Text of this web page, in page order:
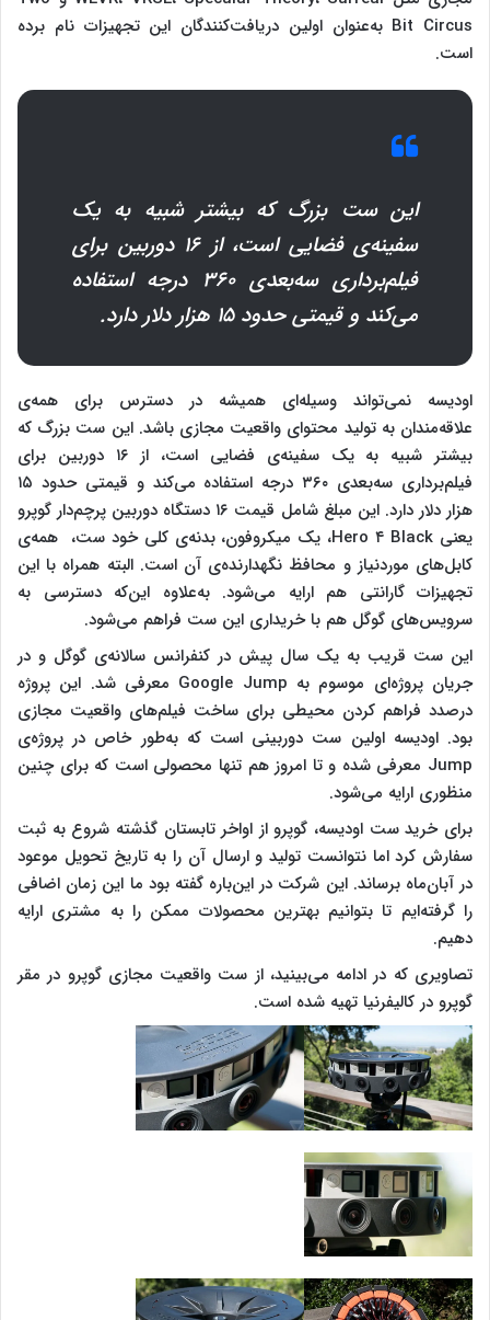
Bit Circus به‌عنوان اولین دریافت‌کنندگان این تجهیزات نام برده
است.
این ست بزرگ که بیشتر شبیه به یک
سفینه‌ی فضایی است، از ۱۶ دوربین برای
فیلم‌برداری سه‌بعدی ۳۶۰ درجه استفاده
می‌کند و قیمتی حدود ۱۵ هزار دلار دارد.
اودیسه نمی‌تواند وسیله‌ای همیشه در دسترس برای همه‌ی
علاقه‌مندان به تولید محتوای واقعیت مجازی باشد. این ست بزرگ که
بیشتر شبیه به یک سفینه‌ی فضایی است، از ۱۶ دوربین برای
فیلم‌برداری سه‌بعدی ۳۶۰ درجه استفاده می‌کند و قیمتی حدود ۱۵
هزار دلار دارد. این مبلغ شامل قیمت ۱۶ دستگاه دوربین پرچم‌دار گوپرو
یعنی Hero ۴ Black، یک میکروفون، بدنه‌ی کلی خود ست، ‌ همه‌ی
کابل‌های موردنیاز و محافظ نگهدارنده‌‌ی آن است. البته همراه با این
تجهیزات گارانتی هم ارایه می‌شود. به‌علاوه این‌که دسترسی به
سرویس‌های گوگل هم با خریداری این ست فراهم می‌شود.
این ست قریب به یک سال پیش در کنفرانس سالانه‌ی گوگل و در
جریان پروژه‌ای موسوم به Google Jump معرفی شد. این پروژه
درصدد فراهم کردن محیطی برای ساخت فیلم‌های واقعیت مجازی
بود. اودیسه اولین ست دوربینی است که به‌طور خاص در پروژه‌ی
Jump معرفی شده و تا امروز هم تنها محصولی است که برای چنین
منظوری ارایه می‌شود.
برای خرید ست اودیسه، گوپرو از اواخر تابستان گذشته شروع به ثبت
سفارش کرد اما نتوانست تولید و ارسال آن را به تاریخ تحویل موعود
در آبان‌ماه برساند. این شرکت در این‌باره گفته بود ما این زمان اضافی
را گرفته‌ایم تا بتوانیم بهترین محصولات ممکن را به مشتری ارایه
دهیم.
تصاویری که در ادامه می‌بینید، از ست واقعیت مجازی گوپرو در مقر
گوپرو در کالیفرنیا تهیه شده است.